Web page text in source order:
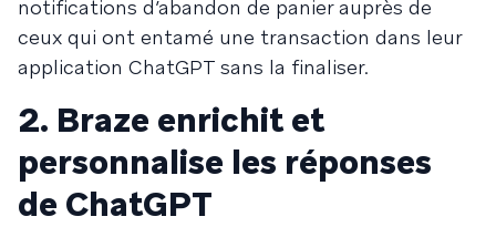
notifications d’abandon de panier auprès de
ceux qui ont entamé une transaction dans leur
application ChatGPT sans la finaliser.
2. Braze enrichit et
personnalise les réponses
de ChatGPT